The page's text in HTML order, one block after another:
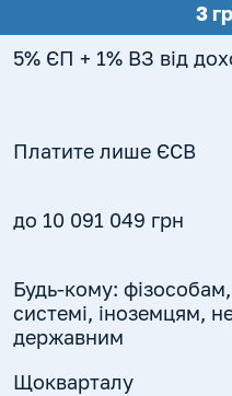
3
5% ЄП + 1% ВЗ від
Платите лише ЄСВ
до 10 091 049 грн
Будь-кому:
системі, іноземцям,
державним
Щокварталу